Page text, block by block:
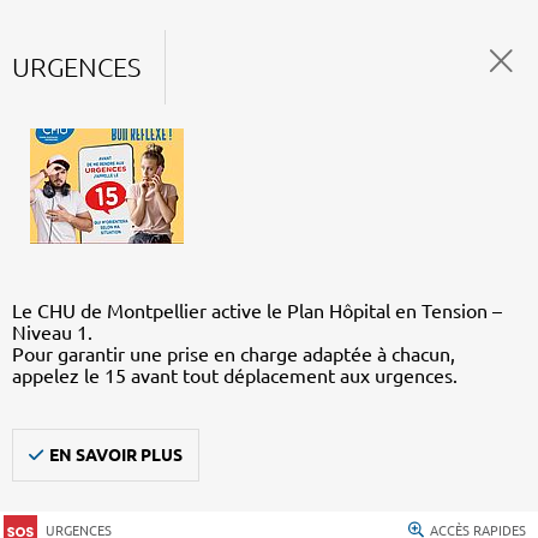
URGENCES
Le CHU de Montpellier active le Plan Hôpital en Tension –
Niveau 1.
Pour garantir une prise en charge adaptée à chacun,
appelez le 15 avant tout déplacement aux urgences.
EN SAVOIR PLUS
URGENCES ACCÈS RAPIDES